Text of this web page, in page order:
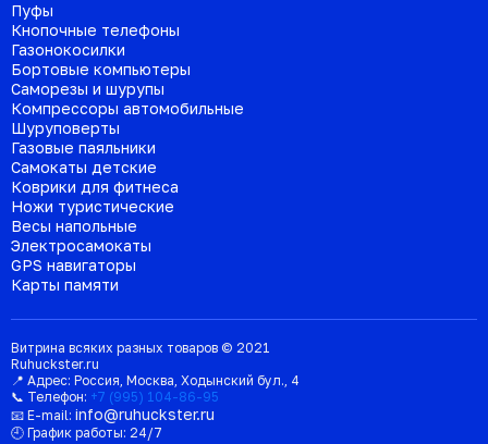
Пуфы
Кнопочные телефоны
Газонокосилки
Бортовые компьютеры
Саморезы и шурупы
Компрессоры автомобильные
Шуруповерты
Газовые паяльники
Самокаты детские
Коврики для фитнеса
Ножи туристические
Весы напольные
Электросамокаты
GPS навигаторы
Карты памяти
Витрина всяких разных товаров © 2021
Ruhuckster.ru
📍 Адрес: Россия, Москва, Ходынский бул., 4
📞 Телефон: +7 (995) 104-86-95
📧 E-mail: info@ruhuckster.ru
🕘 График работы: 24/7